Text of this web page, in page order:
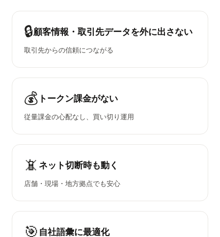
🔒顧客情報・取引先データを外に出さない
取引先からの信頼につながる
💰 トークン課金がない
従量課金の心配なし、買い切り運用
📵 ネット切断時も動く
店舗・現場・地方拠点でも安心
🎯 自社語彙に最適化